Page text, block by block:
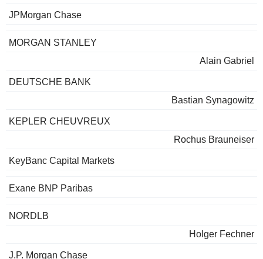
JPMorgan Chase
MORGAN STANLEY
Alain Gabriel
DEUTSCHE BANK
Bastian Synagowitz
KEPLER CHEUVREUX
Rochus Brauneiser
KeyBanc Capital Markets
Exane BNP Paribas
NORDLB
Holger Fechner
J.P. Morgan Chase